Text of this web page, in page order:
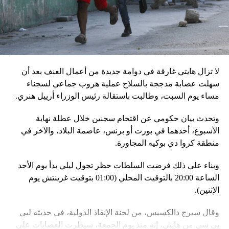
استعداد قاذفات الأسلحة النووية التكتيكية، في حين أوضح أمين
مجلس الأمن البيلاروسي ألكسندر فولفوفيتش أنّ هذه المناورة
مرتبطة بإعلان موسكو عن مناورات نووية وستكون «متزامنة»
مع التدريبات الروسية، لافتاً إلى أنّ مناورة مينسك ستشمل على
في السياق، أشار رئيس أركان القوات المسلّحة البيلاروسية
الجنرال فيكتور غوليفيتش إلى أنّه «في إطار هذا الحدث، تمّت
احتياطي»، لافتاً إلى أنّه «فور إنجاز عملية الانتشار هذه،
سنستعرض المسائل المتعلّقة بالاستعدادات لاستخدام الأسلحة
النووية غير الاستراتيجية».
وفي أوكرانيا، فكّكت أجهزة الأمن شبكة من العملاء التابعين
لجهاز الأمن الفدرالي الروسي «كانوا يعدّون لاغتيال الرئيس
الأوكراني» فولوديمير زيلينسكي ومسؤولين كبار آخرين، مثل
أوامر من موسكو. وأوقفت الأجهزة الأوكرانية ضابطَي أمن،
لا تزال هايتي غارقة في دوامة جديدة من أعمال العنف بعد أن
سهلت عصابة مدججة بالسلاح عملية هروب جماعي لسجناء
مساء يوم السبت، وطالبت باستقالة رئيس الوزراء أرييل هنري.
وتحدث بيان حكومي عن اقتحام سجنين خلال عطلة نهاية
الأسبوع، أحدهما في بورت أو برنس، عاصمة البلاد، والآخر في
منطقة كروا دي بوكيه المجاورة.
وبناء على ذلك فرضت السلطات حظر تجول ليلي بدأ يوم الأحد
الساعة 20:00 بالتوقيت المحلي (01:00 بتوقيت غرينتش يوم
الإثنين).
وقال سيرج دالكسيس، من لجنة الإنقاذ الدولية، في حديثه لبي
بي سي من هايتي، إنه منذ يوم الجمعة، سيطرت العصابات على